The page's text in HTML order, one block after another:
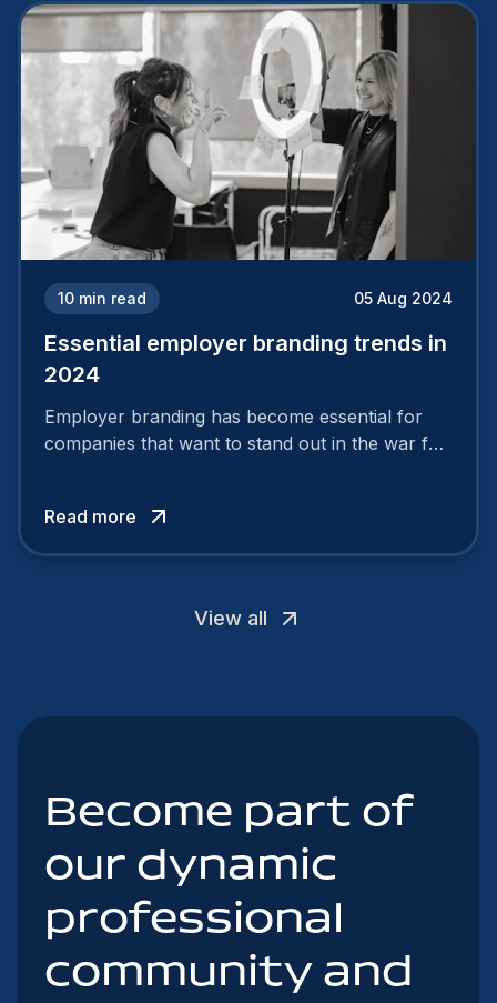
10 min read 05 Aug 2024
Essential employer branding trends in
2024
Employer branding has become essential for
companies that want to stand out in the war for
attract the best profiles.
Read more
View all
Become part of
our dynamic
professional
community and